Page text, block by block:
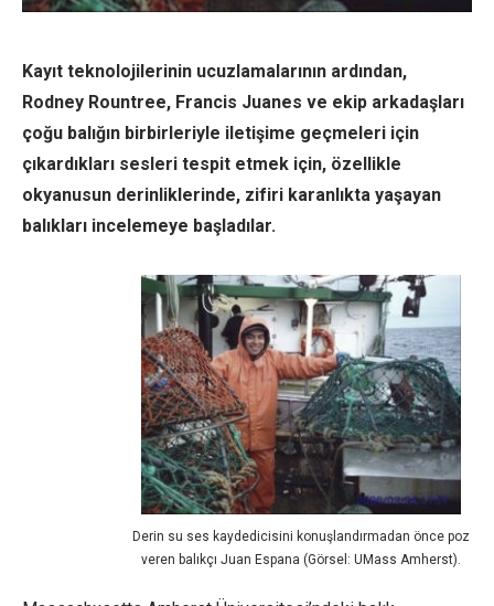
Kayıt teknolojilerinin ucuzlamalarının ardından,
Rodney Rountree, Francis Juanes ve ekip arkadaşları
çoğu balığın birbirleriyle iletişime geçmeleri için
çıkardıkları sesleri tespit etmek için, özellikle
okyanusun derinliklerinde, zifiri karanlıkta yaşayan
balıkları incelemeye başladılar.
Derin su ses kaydedicisini konuşlandırmadan önce poz
veren balıkçı Juan Espana (Görsel: UMass Amherst).